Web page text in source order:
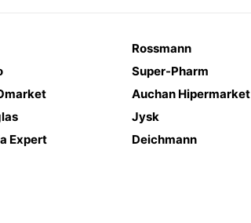
Rossmann
Super-Pharm
Auchan Hipermarket
Jysk
Expert Deichmann